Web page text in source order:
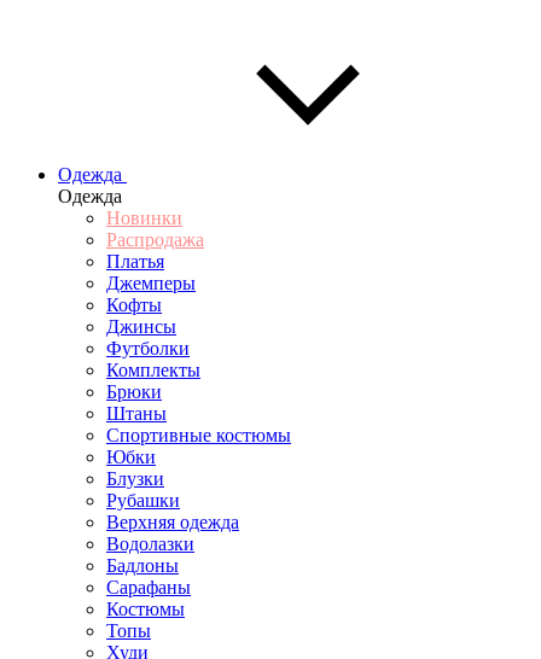
Одежда
Одежда
Новинки
Распродажа
Платья
Джемперы
Кофты
Джинсы
Футболки
Комплекты
Брюки
Штаны
Спортивные костюмы
Юбки
Блузки
Рубашки
Верхняя одежда
Водолазки
Бадлоны
Сарафаны
Костюмы
Топы
Худи